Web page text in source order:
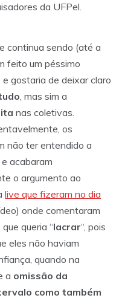
da UFPel.
continua sendo (até a
feito um péssimo
gostaria de deixar claro
, mas sim a
nas coletivas.
os
não ter entendido a
e acabaram
o argumento ao
live que fizeram no dia
onde comentaram
que queria “lacrar“, pois
eles não haviam
quando na
a omissão da
como também